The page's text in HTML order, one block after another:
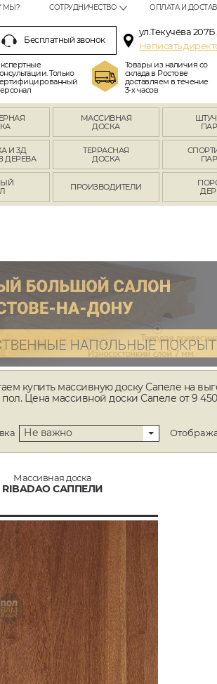
МЫ? СОТРУДНИЧЕСТВО ОПЛАТА И
Бесплатный звонок
ул.Текучёва
Написать
Только
Товары из наличия со
склада в Ростове
доставляем в течение
3-х часов
МАССИВНАЯ
ДОСКА
И 3Д
ДЕРЕВА
ТЕРРАСНАЯ
ДОСКА
ПРОИЗВОДИТЕЛИ
купить массивную доску Сапеле на
Цена массивной доски Сапеле от 9
Не важно
Массивная доска
RIBADAO САППЕЛИ